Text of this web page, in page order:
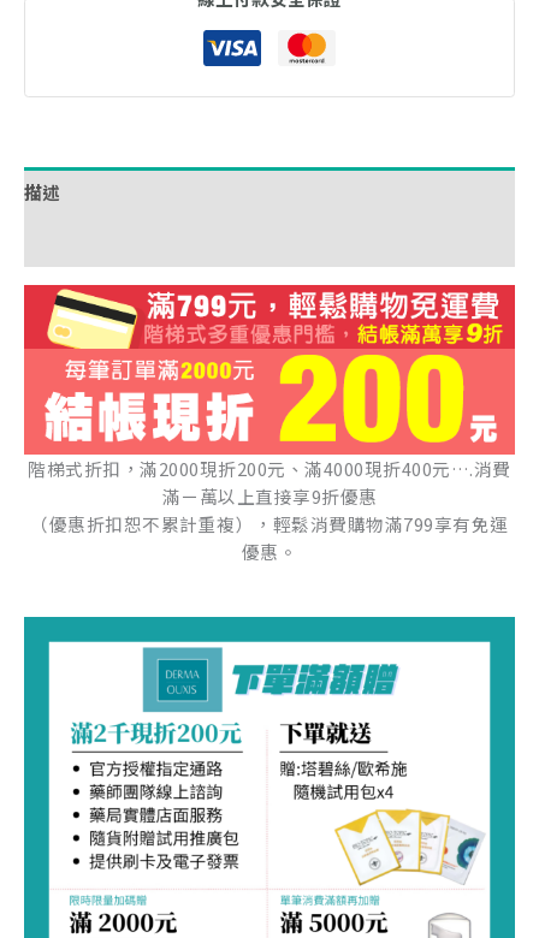
描述
階梯式折扣，滿2000現折200元、滿4000現折400元….消費
滿ㄧ萬以上直接享9折優惠
（優惠折扣恕不累計重複），輕鬆消費購物滿799享有免運
優惠。